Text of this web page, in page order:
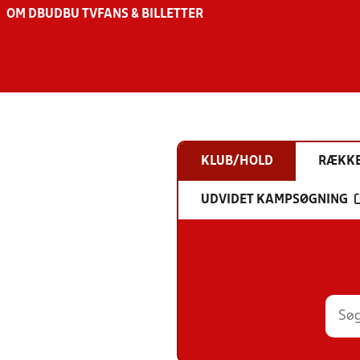
OM DBU DBU TV FANS & BILLETTER
KLUB/HOLD
UDVIDET KAMPSØGNING